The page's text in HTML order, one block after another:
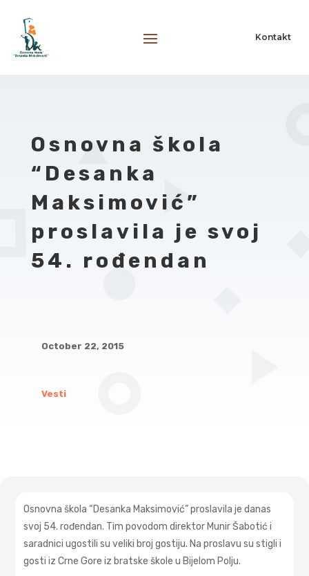
Kontakt
Osnovna škola
“Desanka
Maksimović”
proslavila je svoj
54. rođendan
October 22, 2015
Vesti
Osnovna škola “Desanka Maksimović” proslavila je danas
svoj 54. rođendan. Tim povodom direktor Munir Šabotić i
saradnici ugostili su veliki broj gostiju. Na proslavu su stigli i
gosti iz Crne Gore iz bratske škole u Bijelom Polju.